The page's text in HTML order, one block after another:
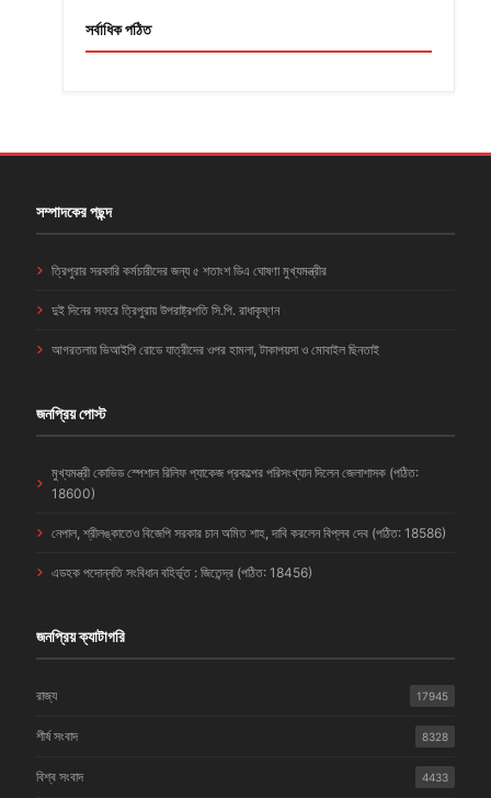
সর্বাধিক পঠিত
সম্পাদকের পছন্দ
ত্রিপুরার সরকারি কর্মচারীদের জন্য ৫ শতাংশ ডিএ ঘোষণা মুখ্যমন্ত্রীর
দুই দিনের সফরে ত্রিপুরায় উপরাষ্ট্রপতি সি.পি. রাধাকৃষ্ণন
আগরতলায় ভিআইপি রোডে যাত্রীদের ওপর হামলা, টাকাপয়সা ও মোবাইল ছিনতাই
জনপ্রিয় পোস্ট
মুখ্যমন্ত্রী কোভিড স্পেশাল রিলিফ প্যাকেজ প্রকল্পের পরিসংখ্যান দিলেন জেলাশাসক (পঠিত:
18600)
নেপাল, শ্রীলঙ্কাতেও বিজেপি সরকার চান অমিত শাহ, দাবি করলেন বিপ্লব দেব (পঠিত: 18586)
এডহক পদোন্নতি সংবিধান বহির্ভূত : জিতেন্দ্র (পঠিত: 18456)
জনপ্রিয় ক্যাটাগরি
রাজ্য 17945
শীর্ষ সংবাদ 8328
বিশ্ব সংবাদ 4433